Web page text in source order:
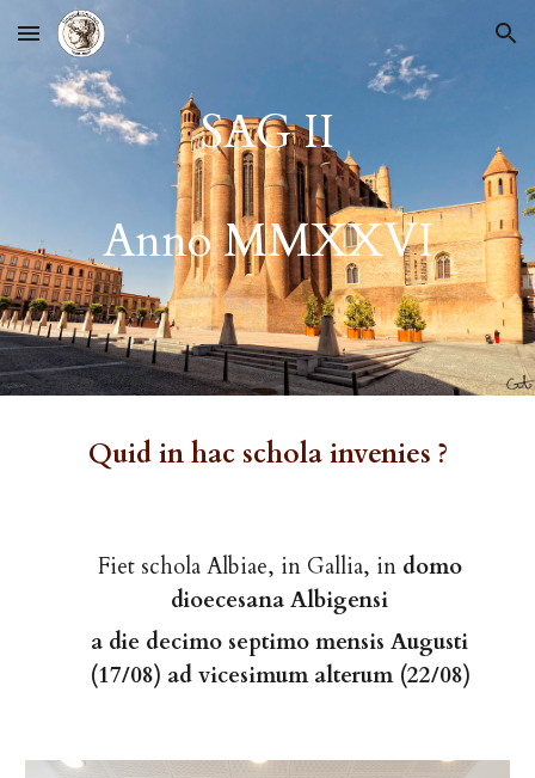
Skip to main content Skip to navigation
SAGII
AnnoMMXXVI
Quid in hac scholainvenies ?
Fiet schola Albiae, in Gallia, in domo
dioecesana Albigensi
a die decimo septimo mensis Augusti
(17/08) ad vicesimum alterum (22/08)